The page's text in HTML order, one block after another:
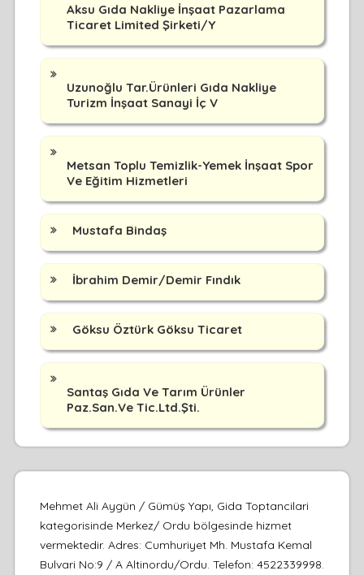
Aksu Gıda Nakliye İnşaat Pazarlama
Ticaret Limited Şirketi/Y
Uzunoğlu Tar.Ürünleri Gıda Nakliye
Turizm İnşaat Sanayi İç V
Metsan Toplu Temizlik-Yemek İnşaat Spor
Ve Eğitim Hizmetleri
Mustafa Bindaş
İbrahim Demir/Demir Fındık
Göksu Öztürk Göksu Ticaret
Santaş Gıda Ve Tarım Ürünler
Paz.San.Ve Tic.Ltd.Şti.
Mehmet Ali Aygün / Gümüş Yapı, Gida Toptancilari
kategorisinde Merkez/ Ordu bölgesinde hizmet
vermektedir. Adres: Cumhuriyet Mh. Mustafa Kemal
Bulvari No:9 / A Altinordu/Ordu. Telefon: 4522339998.